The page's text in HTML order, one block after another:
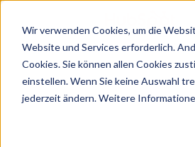
Wir verwenden Cookies, um die
Website und Services erforderlich.
Cookies. Sie können allen Cookies
einstellen. Wenn Sie keine Auswahl
jederzeit ändern. Weitere